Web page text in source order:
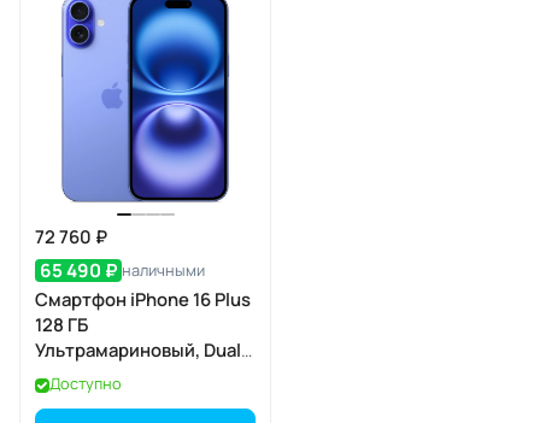
72 760 ₽
65 490 ₽ наличными
Смартфон iPhone 16 Plus
128 ГБ
Ультрамариновый, Dual:
nano SIM + eSIM
Доступно